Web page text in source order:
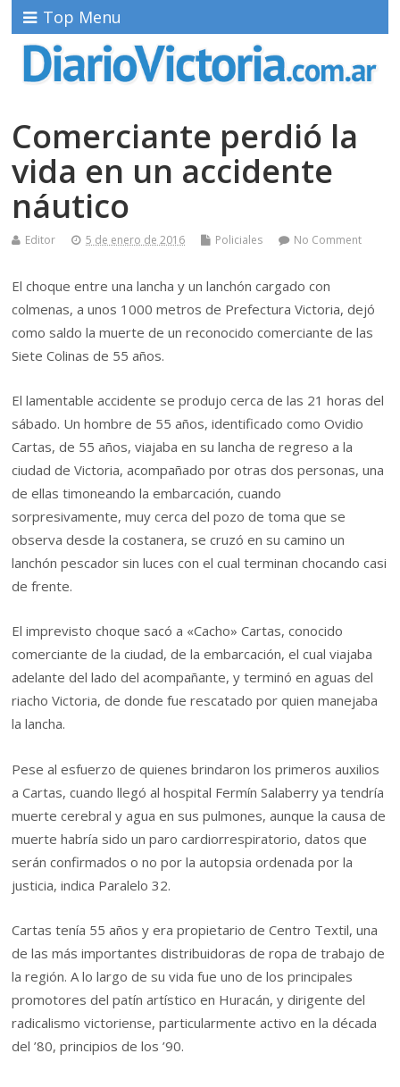
Top Menu
Comerciante perdió la
vida en un accidente
náutico
Editor 5 de enero de 2016 Policiales No Comment
El choque entre una lancha y un lanchón cargado con
colmenas, a unos 1000 metros de Prefectura Victoria, dejó
como saldo la muerte de un reconocido comerciante de las
Siete Colinas de 55 años.
El lamentable accidente se produjo cerca de las 21 horas del
sábado. Un hombre de 55 años, identificado como Ovidio
Cartas, de 55 años, viajaba en su lancha de regreso a la
ciudad de Victoria, acompañado por otras dos personas, una
de ellas timoneando la embarcación, cuando
sorpresivamente, muy cerca del pozo de toma que se
observa desde la costanera, se cruzó en su camino un
lanchón pescador sin luces con el cual terminan chocando casi
de frente.
El imprevisto choque sacó a «Cacho» Cartas, conocido
comerciante de la ciudad, de la embarcación, el cual viajaba
adelante del lado del acompañante, y terminó en aguas del
riacho Victoria, de donde fue rescatado por quien manejaba
la lancha.
Pese al esfuerzo de quienes brindaron los primeros auxilios
a Cartas, cuando llegó al hospital Fermín Salaberry ya tendría
muerte cerebral y agua en sus pulmones, aunque la causa de
muerte habría sido un paro cardiorrespiratorio, datos que
serán confirmados o no por la autopsia ordenada por la
justicia, indica Paralelo 32.
Cartas tenía 55 años y era propietario de Centro Textil, una
de las más importantes distribuidoras de ropa de trabajo de
la región. A lo largo de su vida fue uno de los principales
promotores del patín artístico en Huracán, y dirigente del
radicalismo victoriense, particularmente activo en la década
del ’80, principios de los ’90.